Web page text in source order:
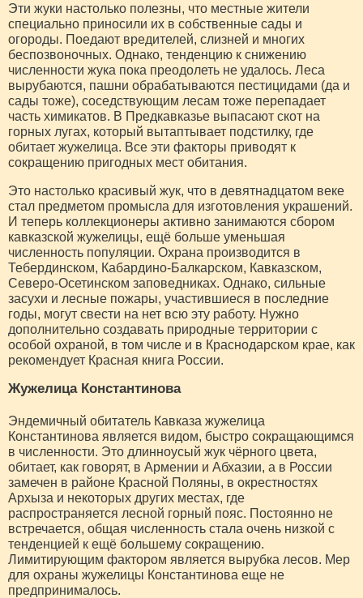
Эти жуки настолько полезны, что местные жители
специально приносили их в собственные сады и
огороды. Поедают вредителей, слизней и многих
беспозвоночных. Однако, тенденцию к снижению
численности жука пока преодолеть не удалось. Леса
вырубаются, пашни обрабатываются пестицидами (да и
сады тоже), соседствующим лесам тоже перепадает
часть химикатов. В Предкавказье выпасают скот на
горных лугах, который вытаптывает подстилку, где
обитает жужелица. Все эти факторы приводят к
сокращению пригодных мест обитания.
Это настолько красивый жук, что в девятнадцатом веке
стал предметом промысла для изготовления украшений.
И теперь коллекционеры активно занимаются сбором
кавказской жужелицы, ещё больше уменьшая
численность популяции. Охрана производится в
Тебердинском, Кабардино-Балкарском, Кавказском,
Северо-Осетинском заповедниках. Однако, сильные
засухи и лесные пожары, участившиеся в последние
годы, могут свести на нет всю эту работу. Нужно
дополнительно создавать природные территории с
особой охраной, в том числе и в Краснодарском крае, как
рекомендует Красная книга России.
Жужелица Константинова
Эндемичный обитатель Кавказа жужелица
Константинова является видом, быстро сокращающимся
в численности. Это длинноусый жук чёрного цвета,
обитает, как говорят, в Армении и Абхазии, а в России
замечен в районе Красной Поляны, в окрестностях
Архыза и некоторых других местах, где
распространяется лесной горный пояс. Постоянно не
встречается, общая численность стала очень низкой с
тенденцией к ещё большему сокращению.
Лимитирующим фактором является вырубка лесов. Мер
для охраны жужелицы Константинова еще не
предпринималось.